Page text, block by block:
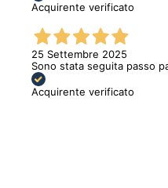
Acquirente verificato
25 Settembre 2025
Sono stata seguita passo
Acquirente verificato